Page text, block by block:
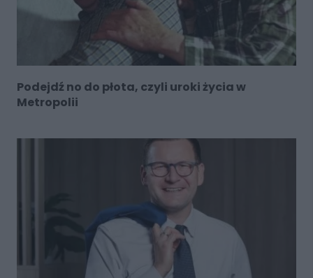
Podejdź no do płota, czyli uroki życia w
Metropolii